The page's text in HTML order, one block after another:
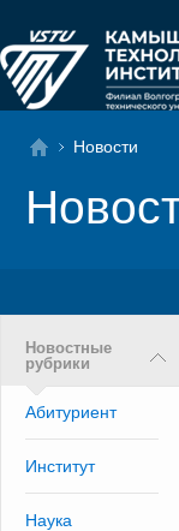
Новости
Новостные
рубрики
Абитуриент
Институт
Наука